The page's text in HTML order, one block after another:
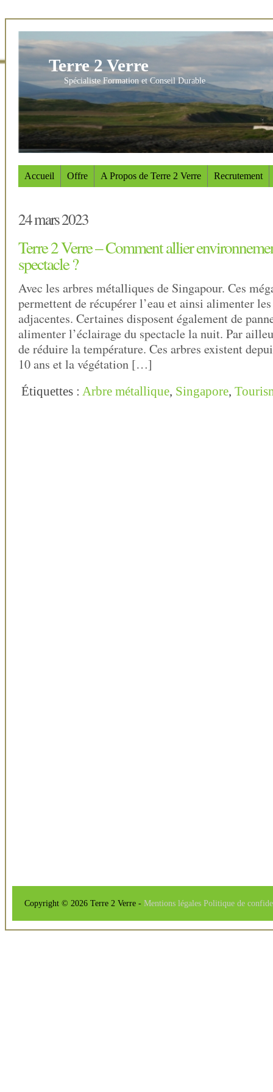
Terre 2 Verre
Spécialiste Formation et Conseil Durable
Accueil Offre A Propos de Terre 2 Verre Recrutement
24 mars 2023
Terre 2 Verre – Comment allier
spectacle ?
Avec les arbres métalliques de Singapour. Ces
permettent de récupérer l’eau et ainsi alimenter
adjacentes. Certaines disposent également de
alimenter l’éclairage du spectacle la nuit. Par
de réduire la température. Ces arbres existent
10 ans et la végétation […]
Étiquettes : Arbre métallique, Singapore,
Copyright © 2026 Terre 2 Verre - Mentions légales Politique de